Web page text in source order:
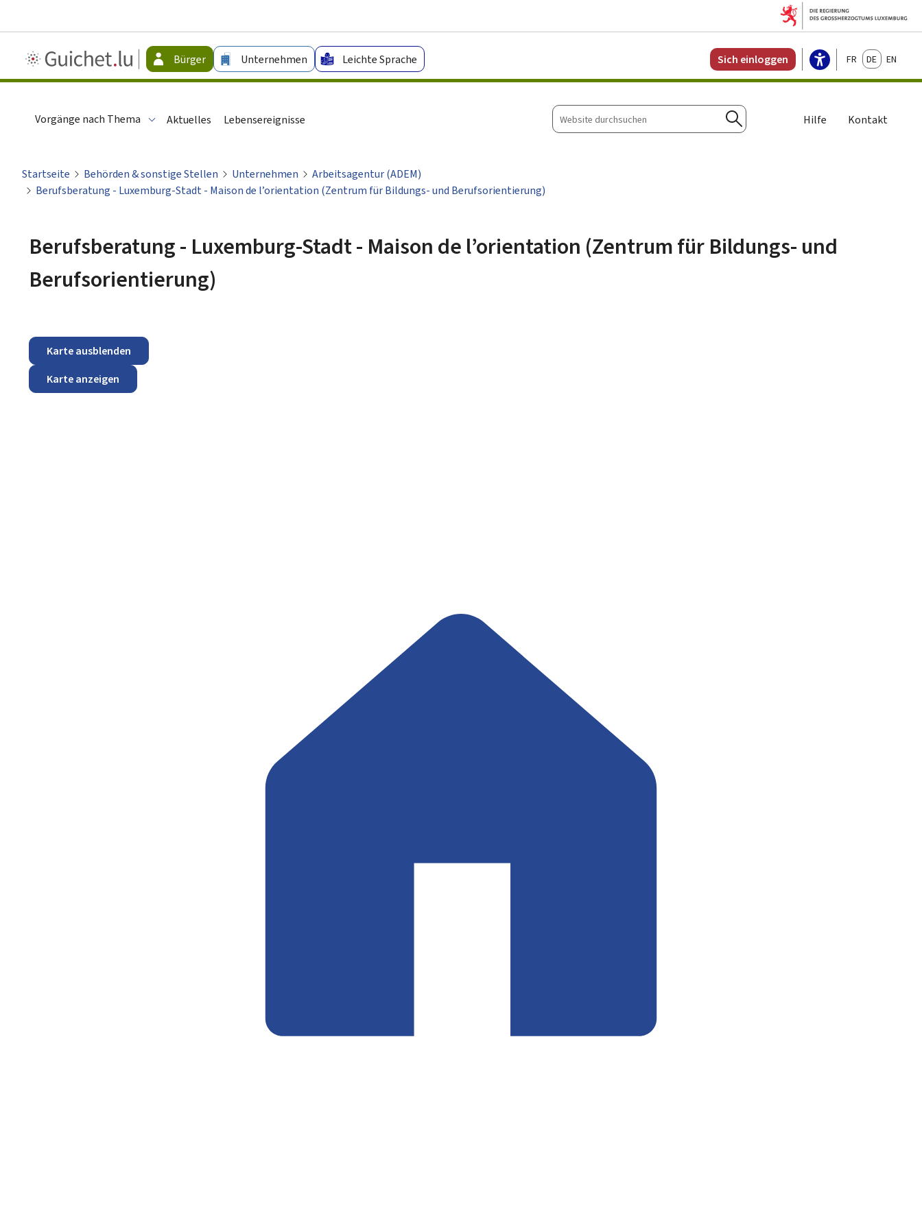
Guichet.lu
-
Bürger Unternehmen Leichte Sprache Sich einloggen FrançaisDeutschEnglish
Vorgänge nach Thema Aktuelles Lebensereignisse
Website
durchsuchen
Suchen
Hilfe Kontakt
Startseite Behörden & sonstige Stellen Unternehmen
Arbeitsagentur (ADEM)
Berufsberatung - Luxemburg-Stadt - Maison de l’orientation (Zentrum für Bildungs- und Berufsorientierung)
Berufsberatung - Luxemburg-Stadt - Maison de l’orientation (Zentrum für Bildungs- und
Berufsorientierung)
Karte ausblenden
Karte anzeigen